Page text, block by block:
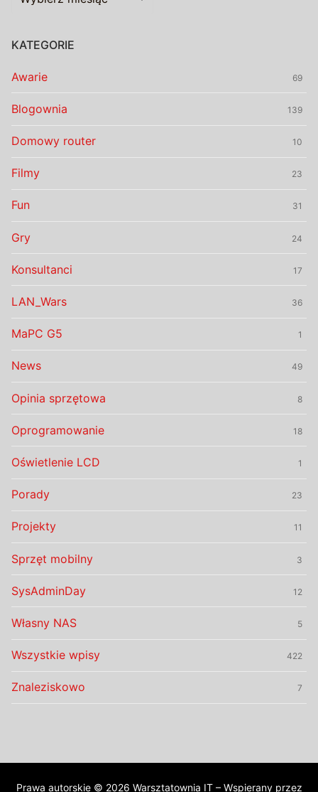
KATEGORIE
Awarie 69
Blogownia 139
Domowy router 10
Filmy 23
Fun 31
Gry 24
Konsultanci 17
LAN_Wars 36
MaPC G5 1
News 49
Opinia sprzętowa 8
Oprogramowanie 18
Oświetlenie LCD 1
Porady 23
Projekty 11
Sprzęt mobilny 3
SysAdminDay 12
Własny NAS 5
Wszystkie wpisy 422
Znaleziskowo 7
Prawa autorskie © 2026 Warsztatownia IT – Wspierany przez